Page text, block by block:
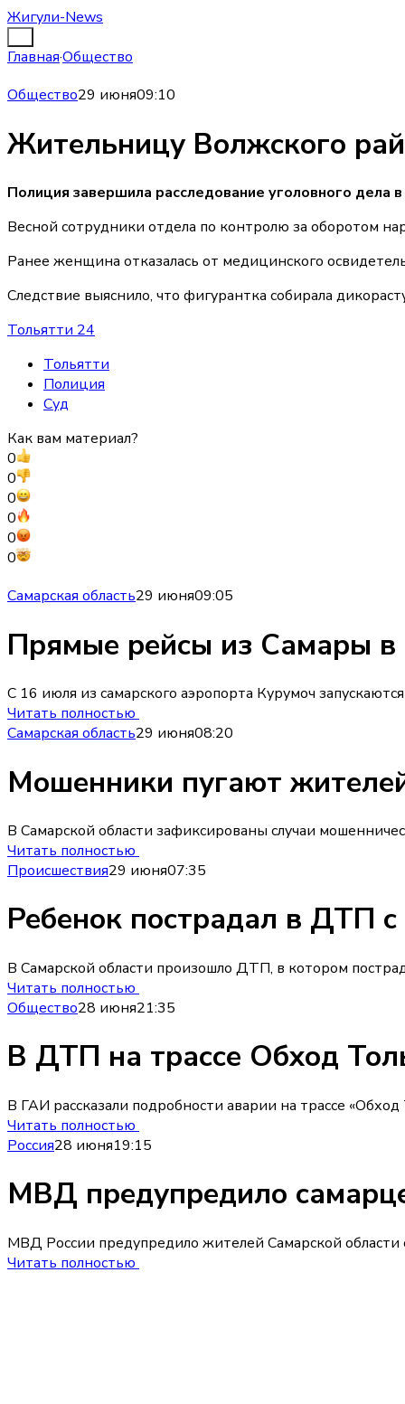
Жигули-News
Главная·Общество
Общество29 июня09:10
Жительницу Волжского
Полиция завершила расследование уголовного
Весной сотрудники отдела по контролю за оборотом
Ранее женщина отказалась от медицинского
Следствие выяснило, что фигурантка собирала
Тольятти 24
Тольятти
Полиция
Суд
Как вам материал?
0
0
0
0
0
0
Самарская область29 июня09:05
Прямые рейсы из Самары в
С 16 июля из самарского аэропорта Курумоч
Читать полностью
Самарская область29 июня08:20
Мошенники пугают
В Самарской области зафиксированы случаи
Читать полностью
Происшествия29 июня07:35
Ребенок пострадал в ДТП
В Самарской области произошло ДТП, в котором
Читать полностью
Общество28 июня21:35
В ДТП на трассе Обход
В ГАИ рассказали подробности аварии на трассе
Читать полностью
Россия28 июня19:15
МВД предупредило
МВД России предупредило жителей Самарской
Читать полностью